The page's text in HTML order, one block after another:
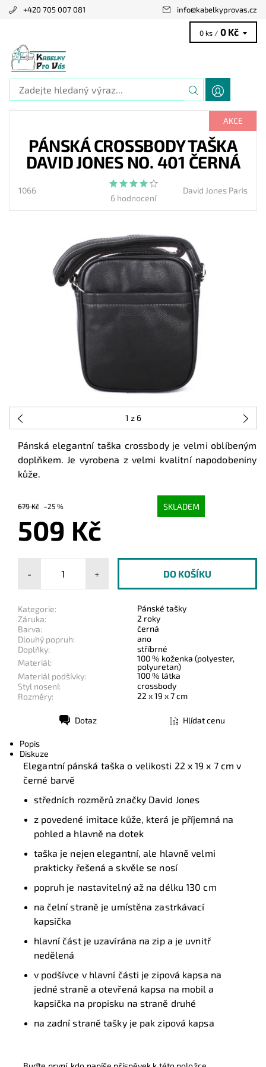
+420 705 007 081 info@kabelkyprovas.cz
0 ks / 0 Kč
AKCE
PÁNSKÁ CROSSBODY TAŠKA
DAVID JONES NO. 401 ČERNÁ
1066
6 hodnocení
David Jones Paris
1 z 6
Pánská elegantní taška crossbody je velmi oblíbeným
doplňkem. Je vyrobena z velmi kvalitní napodobeniny
kůže.
679 Kč –25 % SKLADEM
509 Kč
- +
Kategorie:
Pánské tašky
Záruka:
2 roky
Barva:
černá
Dlouhý popruh:
ano
Doplňky:
stříbrné
Materiál:
100 % koženka (polyester,
polyuretan)
Materiál podšívky:
100 % látka
Styl nosení:
crossbody
Rozměry:
22 x 19 x 7 cm
Dotaz Hlídat cenu
Popis
Diskuze
Elegantní pánská taška o velikosti 22 x 19 x 7 cm v
černé barvě
středních rozměrů značky David Jones
z povedené imitace kůže, která je příjemná na
pohled a hlavně na dotek
taška je nejen elegantní, ale hlavně velmi
prakticky řešená a skvěle se nosí
popruh je nastavitelný až na délku 130 cm
na čelní straně je umístěna zastrkávací
kapsička
hlavní část je uzavírána na zip a je uvnitř
nedělená
v podšívce v hlavní části je zipová kapsa na
jedné straně a otevřená kapsa na mobil a
kapsička na propisku na straně druhé
na zadní straně tašky je pak zipová kapsa